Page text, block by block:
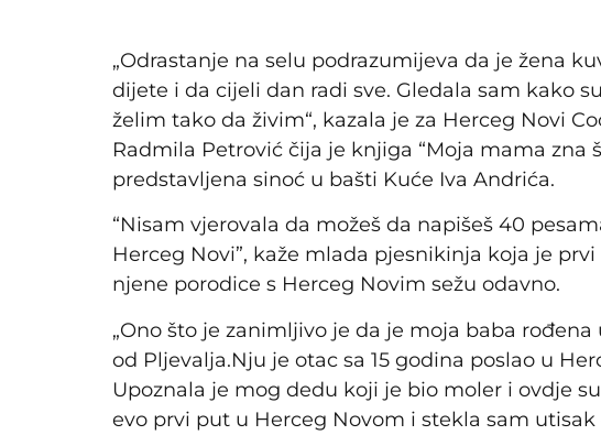
„Odrastanje na selu podrazumijeva da je žena
dijete i da cijeli dan radi sve. Gledala sam kako
želim tako da živim“, kazala je za Herceg Novi
Radmila Petrović čija je knjiga “Moja mama zna
predstavljena sinoć u bašti Kuće Iva Andrića.
“Nisam vjerovala da možeš da napišeš 40
Herceg Novi”, kaže mlada pjesnikinja koja je
njene porodice s Herceg Novim sežu odavno.
„Ono što je zanimljivo je da je moja baba
od Pljevalja.Nju je otac sa 15 godina poslao u
Upoznala je mog dedu koji je bio moler i ovdje
evo prvi put u Herceg Novom i stekla sam